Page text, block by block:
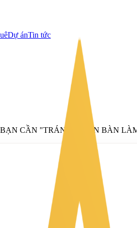
Dự ánTin tức
CẦN "TRÁNH" TRÊN BÀN